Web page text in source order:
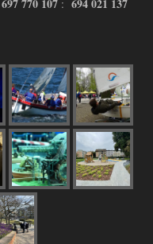
697 770 107 : 694 021 137